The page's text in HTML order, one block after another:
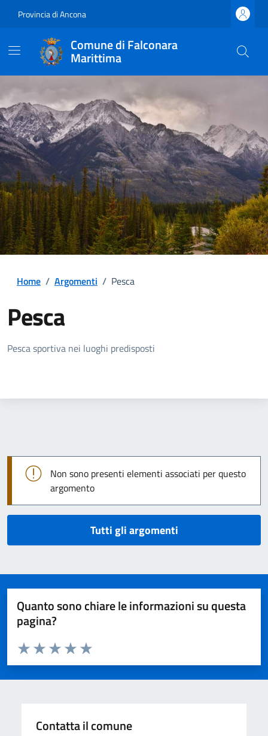
Provincia di Ancona
Comune di Falconara
Marittima
Home / Argomenti / Pesca
Pesca
Dettagli della notizia
Pesca sportiva nei luoghi predisposti
Non sono presenti elementi associati per questo
argomento
Tutti gli argomenti
Quanto sono chiare le informazioni su questa
pagina?
Valuta da 1 a 5 stelle la pagina
Valuta 5 stelle su 5
Valuta 4 stelle su 5
Valuta 3 stelle su 5
Valuta 2 stelle su 5
Valuta 1 stelle su 5
Contatta il comune